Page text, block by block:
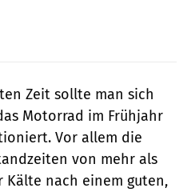
Zeit sollte man sich
Motorrad im Frühjahr
Vor allem die
von mehr als
Kälte nach einem guten,